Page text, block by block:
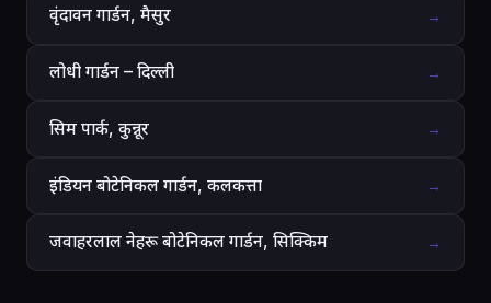
वृंदावन गार्डन, मैसुर →
लोधी गार्डन – दिल्ली →
सिम पार्क, कुन्नूर →
इंडियन बोटेनिकल गार्डन, कलकत्ता →
जवाहरलाल नेहरू बोटेनिकल गार्डन, सिक्किम →